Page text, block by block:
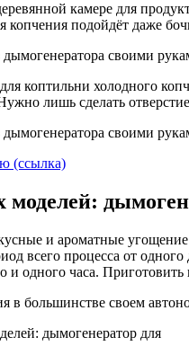
камере для
копчения подойдёт даже
коптильни холодного
лишь сделать
(ссылка)
моделей:
и ароматные угощение
всего процесса от
и одного часа.
в большинстве своем